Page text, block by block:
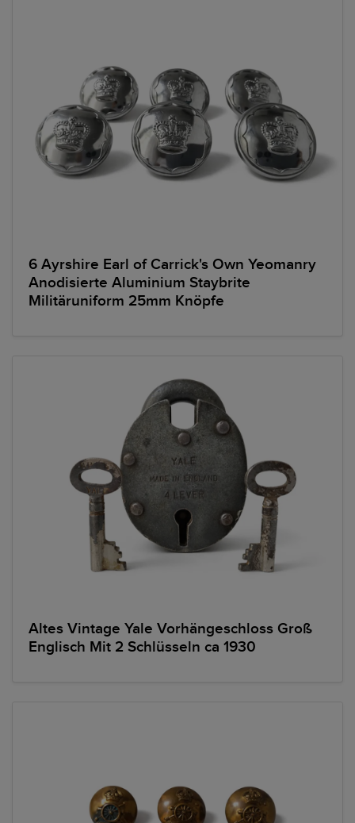
6 Ayrshire Earl of Carrick's Own Yeomanry
Anodisierte Aluminium Staybrite
Militäruniform 25mm Knöpfe
Altes Vintage Yale Vorhängeschloss Groß
Englisch Mit 2 Schlüsseln ca 1930